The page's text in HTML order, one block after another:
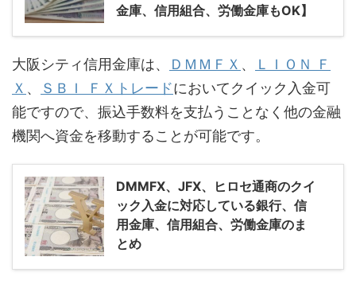
金庫、信用組合、労働金庫もOK】
大阪シティ信用金庫は、 ＤＭＭＦＸ 、
ＬＩＯＮ Ｆ
Ｘ 、 ＳＢＩ ＦＸトレードにおいてクイック入金可
能ですので、振込手数料を支払うことなく他の金融
機関へ資金を移動することが可能です。
DMMFX、JFX、ヒロセ通商のクイ
ック入金に対応している銀行、信
用金庫、信用組合、労働金庫のま
とめ